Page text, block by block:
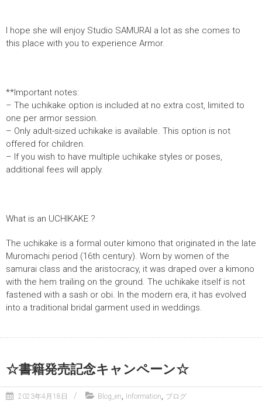
I hope she will enjoy Studio SAMURAI a lot as she comes to
this place with you to experience Armor.
**Important notes:
– The uchikake option is included at no extra cost, limited to
one per armor session.
– Only adult-sized uchikake is available. This option is not
offered for children.
– If you wish to have multiple uchikake styles or poses,
additional fees will apply.
What is an UCHIKAKE ?
The uchikake is a formal outer kimono that originated in the late
Muromachi period (16th century). Worn by women of the
samurai class and the aristocracy, it was draped over a kimono
with the hem trailing on the ground. The uchikake itself is not
fastened with a sash or obi. In the modern era, it has evolved
into a traditional bridal garment used in weddings.
☆書籍発売記念キャンペーン☆
2023年4月18日 Blog_en, Information, ブログ